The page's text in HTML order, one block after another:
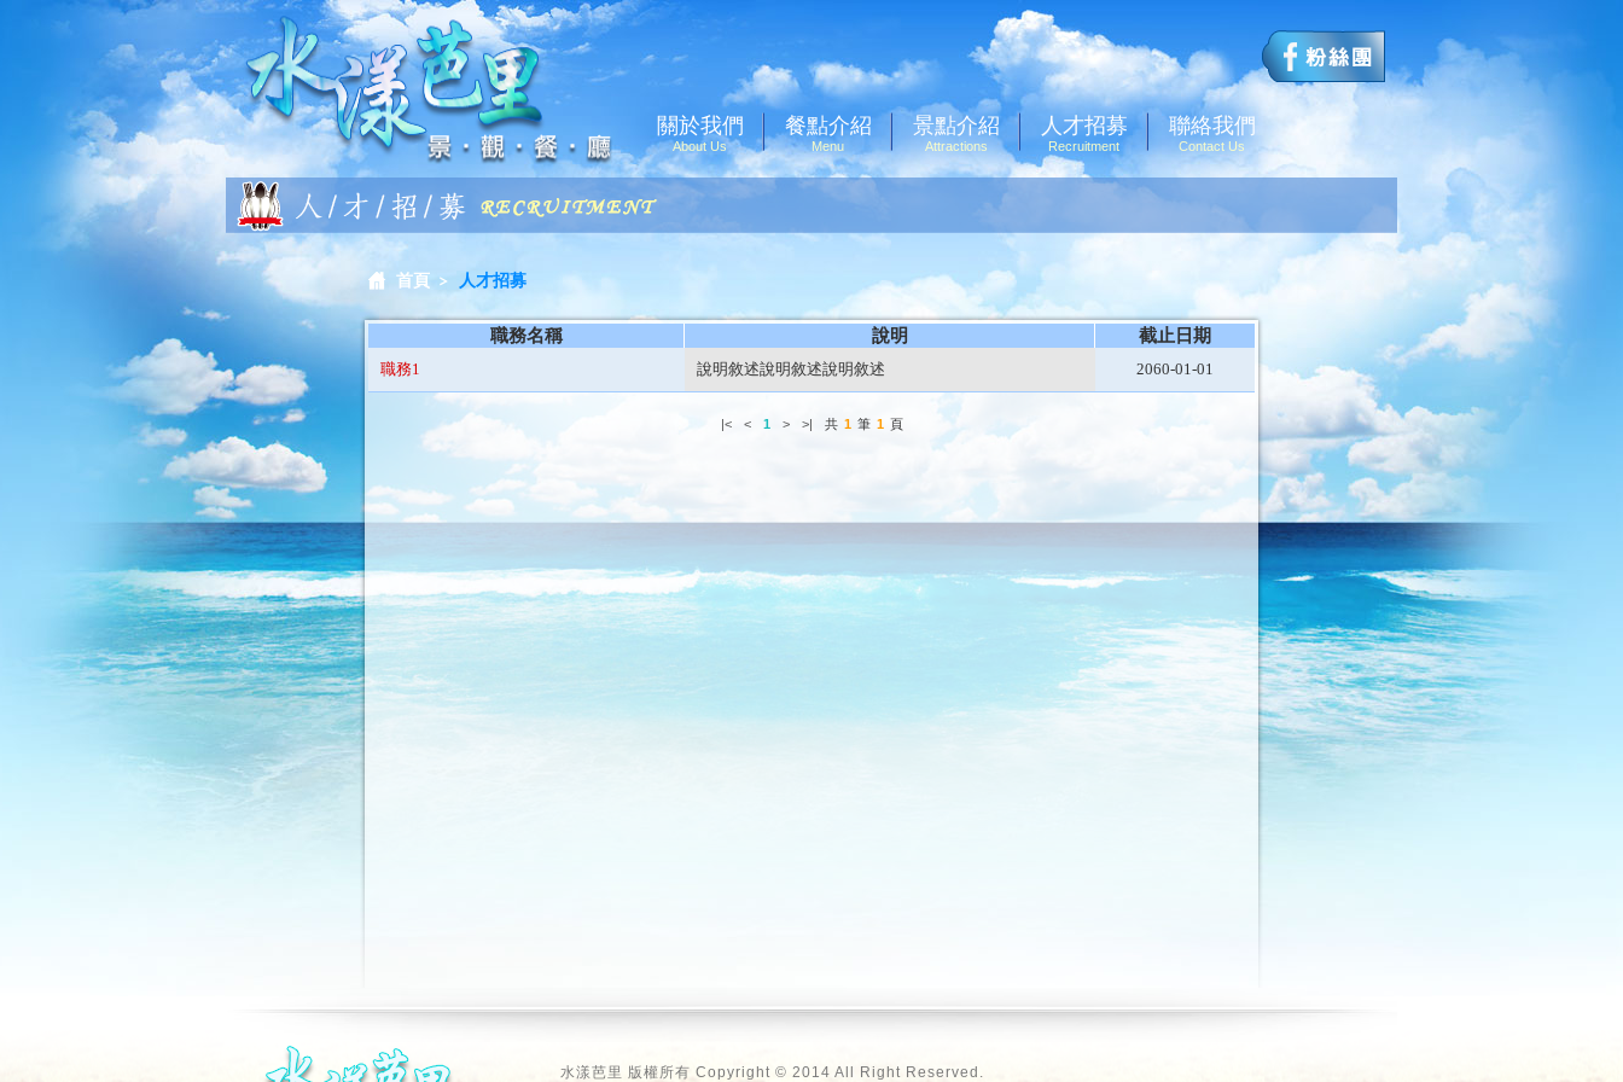
關於我們
About Us
餐點介紹
Menu
景點介紹
Attractions
人才招募
Recruitment
聯絡我們
Contact Us
首頁 人才招募
職務名稱 說明 截止日期
職務1 說明敘述說明敘述說明敘述 2060-01-01
|< < 1 > >| 共 1 筆 1 頁
水漾芭里 版權所有 Copyright © 2014 All Right Reserved.